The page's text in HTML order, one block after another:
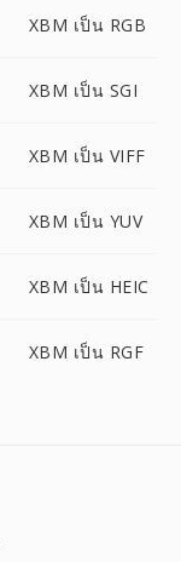
XBM เป็น RGB
XBM เป็น SGI
XBM เป็น VIFF
XBM เป็น YUV
XBM เป็น HEIC
XBM เป็น RGF